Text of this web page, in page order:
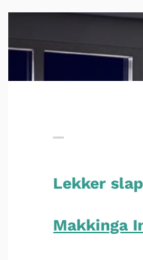
Lekker
Makkinga